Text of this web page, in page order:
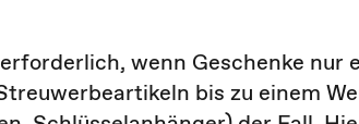
wenn Geschenke nur
bis zu einem